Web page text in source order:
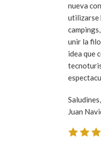
nueva
utilizarse
unir la
idea que
Saludines,
Juan